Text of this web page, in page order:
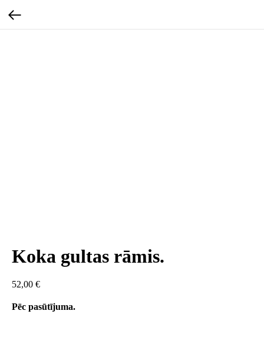
Koka gultas rāmis.
52,00 €
Pēc pasūtījuma.